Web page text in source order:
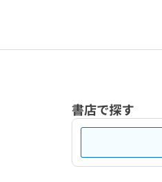
書店で探す